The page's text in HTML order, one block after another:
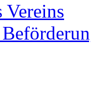
Vereins